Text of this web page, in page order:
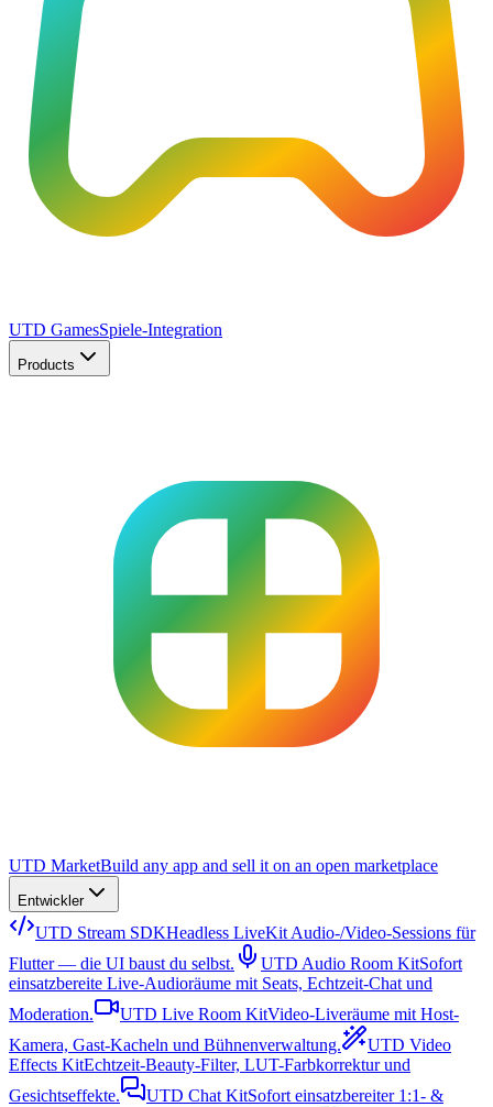
UTD GamesSpiele-Integration
Products
UTD MarketBuild any app and sell it on an open marketplace
Entwickler
UTD Stream SDKHeadless LiveKit Audio-/Video-Sessions für
Flutter — die UI baust du selbst.
UTD Audio Room KitSofort
einsatzbereite Live-Audioräume mit Seats, Echtzeit-Chat und
Moderation.
UTD Live Room KitVideo-Liveräume mit Host-
Kamera, Gast-Kacheln und Bühnenverwaltung.
UTD Video
Effects KitEchtzeit-Beauty-Filter, LUT-Farbkorrektur und
Gesichtseffekte.
UTD Chat KitSofort einsatzbereiter 1:1- &